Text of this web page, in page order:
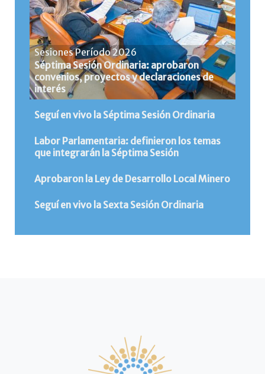
Sesiones Período 2026
Séptima Sesión Ordinaria: aprobaron
convenios, proyectos y declaraciones de
interés
Seguí en vivo la Séptima Sesión Ordinaria
Labor Parlamentaria: definieron los temas
que integrarán la Séptima Sesión
Aprobaron la Ley de Desarrollo Local Minero
Seguí en vivo la Sexta Sesión Ordinaria